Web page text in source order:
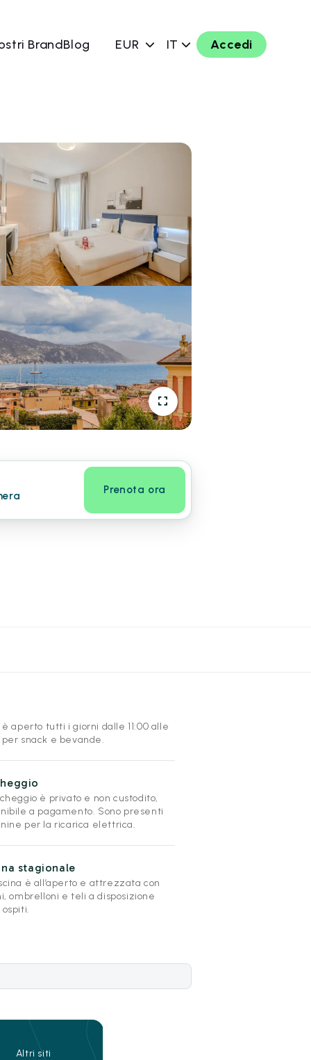
BrandBlog EUR IT Accedi
Prenota ora
è aperto tutti i giorni dalle 11:00 alle
per snack e bevande.
è privato e non custodito,
a pagamento. Sono presenti
per la ricarica elettrica.
stagionale
è all’aperto e attrezzata con
ombrelloni e teli a disposizione
Altri siti